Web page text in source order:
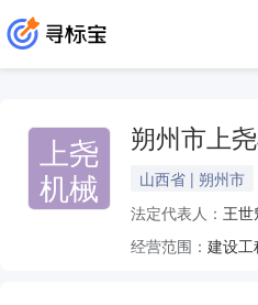
上尧
机械
朔州市上
山西省 | 朔州市
法定代表人： 王世
经营范围： 建设